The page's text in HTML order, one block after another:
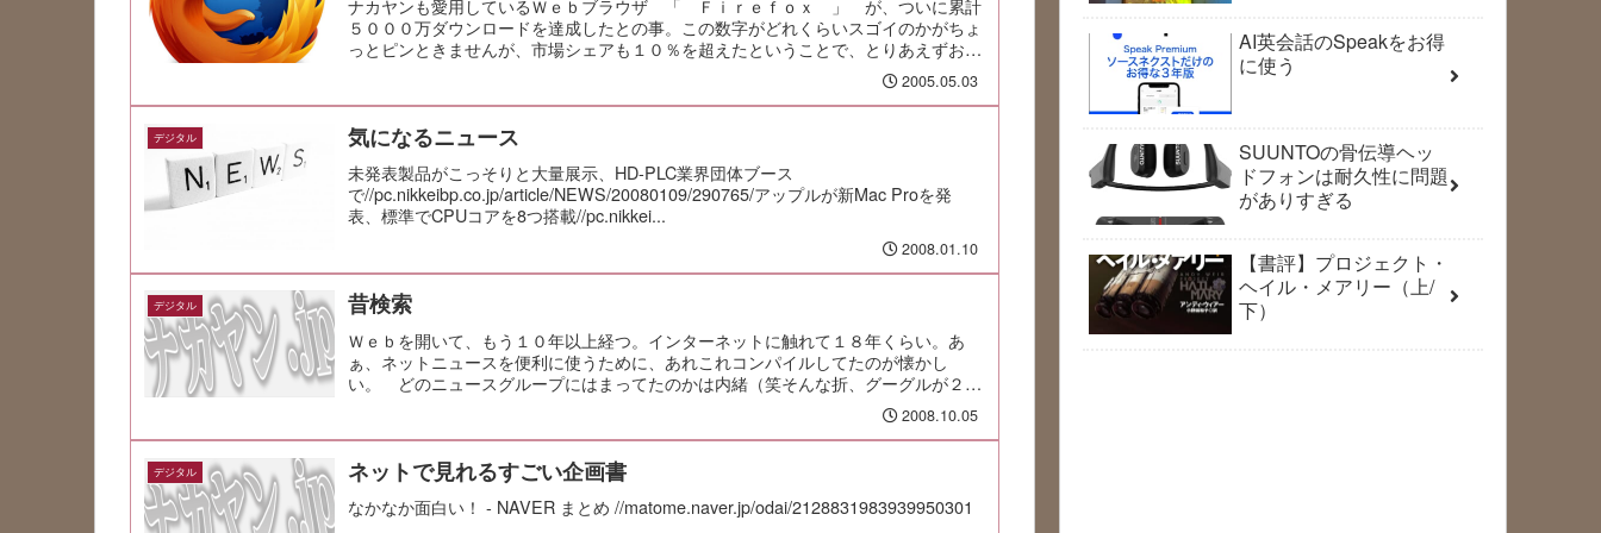
５０００万ダウンロードを達成したとの事。この数字がどれくらいスゴイのかがちょ
っとピンときませんが、市場シェアも１０％を超えたということで、とりあえずおめ
2005.05.03
デジタル 気になるニュース
未発表製品がこっそりと大量展示、HD-PLC業界団体ブース
で//pc.nikkeibp.co.jp/article/NEWS/20080109/290765/アップルが新Mac Proを発
表、標準でCPUコアを8つ搭載//pc.nikkei...
2008.01.10
デジタル 昔検索
Ｗｅｂを開いて、もう１０年以上経つ。インターネットに触れて１８年くらい。あ
ぁ、ネットニュースを便利に使うために、あれこれコンパイルしてたのが懐かし
い。 どのニュースグループにはまってたのかは内緒（笑そんな折、グーグルが２０
2008.10.05
デジタル ネットで見れるすごい企画書
なかなか面白い！ - NAVER まとめ //matome.naver.jp/odai/2128831983939950301
AI英会話のSpeakをお得
に使う
SUUNTOの骨伝導ヘッ
ドフォンは耐久性に問題
がありすぎる
【書評】プロジェクト・
ヘイル・メアリー（上/
下）